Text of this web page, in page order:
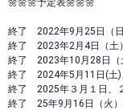
🌼🌼🌼予定表🌼🌼🌼
終了 2022年9月25日（日
終了 2023年2月4日（土
終了 2023年10月28日（
終了 2024年5月11日(土)
終了 2025年３月１日
終了 25年9月16日（火）